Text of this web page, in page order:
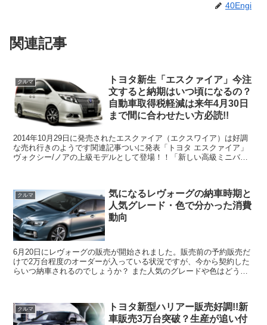
40Engi
関連記事
クルマ
トヨタ新生「エスクァイア」今注
文すると納期はいつ頃になるの？
自動車取得税軽減は来年4月30日
まで間に合わせたい方必読!!
2014年10月29日に発売されたエスクァイア（エクスワイア）は好調
な売れ行きのようです関連記事ついに発表「トヨタ エスクァイア」
ヴォクシー/ノアの上級モデルとして登場！！「新しい高級ミニバ
クルマ
気になるレヴォーグの納車時期と
人気グレード・色で分かった消費
動向
6月20日にレヴォーグの販売が開始されました。販売前の予約販売だ
けで2万台程度のオーダーが入っている状況ですが、今から契約した
らいつ納車されるのでしょうか？ また人気のグレードや色はどうで
クルマ
トヨタ新型ハリアー販売好調!!新
車販売3万台突破？生産が追い付